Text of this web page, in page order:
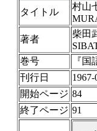
タイトル
村山
著者
柴田
巻号
『
刊行日
1967-
開始ページ 84
終了ページ 91